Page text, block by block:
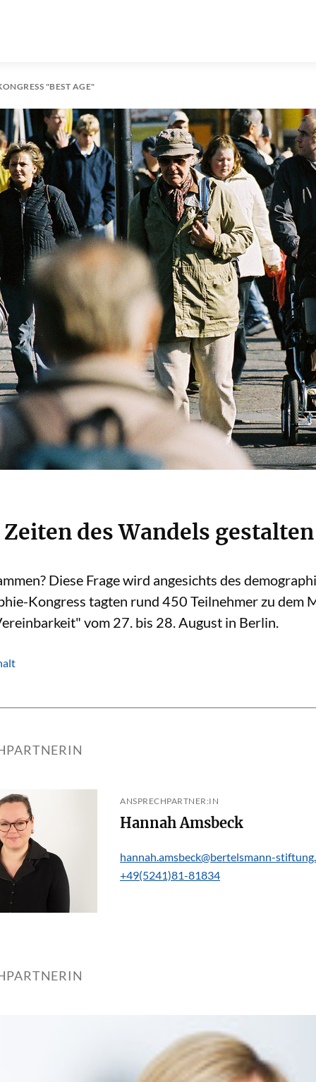
"BEST AGE"
des Wandels gestalten
Diese Frage wird angesichts des
Kongress tagten rund 450 Teilnehmer zu
vom 27. bis 28. August in Berlin.
ANSPRECHPARTNER:IN
Hannah Amsbeck
hannah.amsbeck@bertelsmann-
+49(5241)81-81834